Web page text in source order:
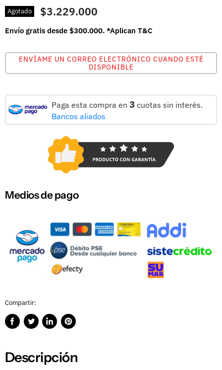
Agotado $3.229.000
Envío gratis desde $300.000. *Aplican T&C
ENVÍAME UN CORREO ELECTRÓNICO CUANDO ESTÉ
DISPONIBLE
Paga esta compra en 3 cuotas sin interés.
Bancos aliados
Medios de pago
Compartir:
CompartirPublicarCompartirGuardar
Descripción